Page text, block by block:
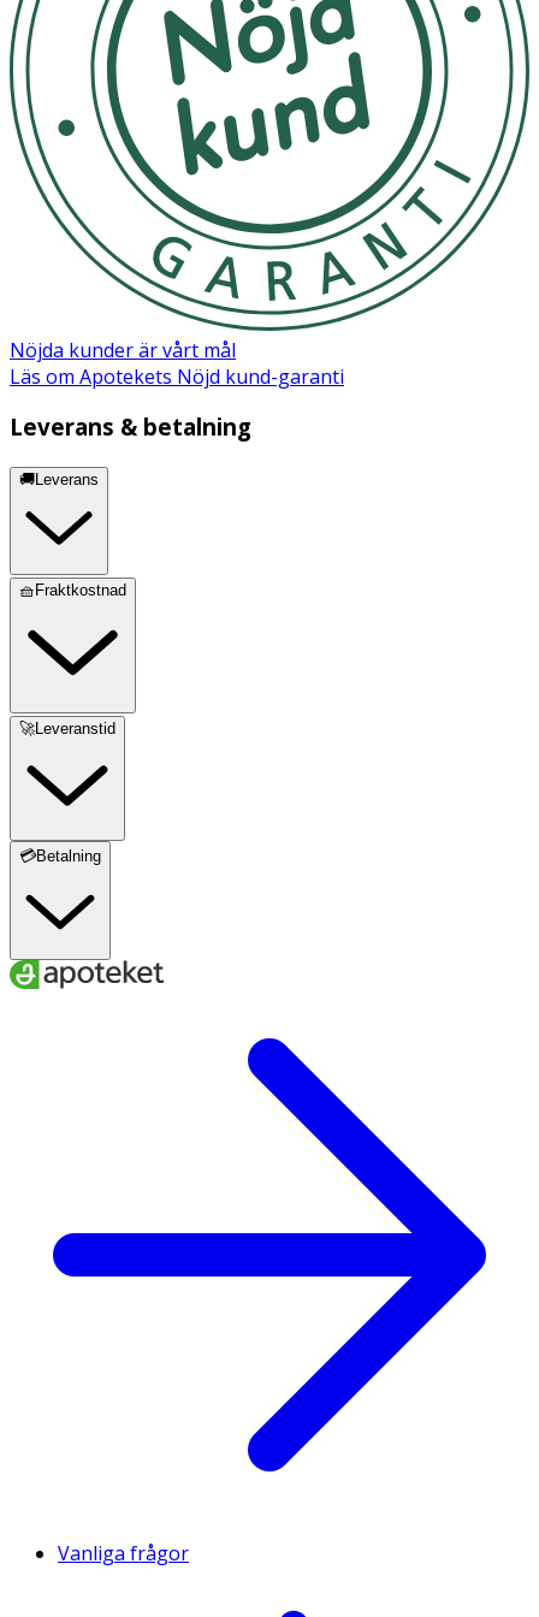
Nöjda kunder är vårt mål
Läs om Apotekets Nöjd kund-garanti
Leverans & betalning
🚚Leverans
🧺Fraktkostnad
🚀Leveranstid
💳Betalning
Vanliga frågor